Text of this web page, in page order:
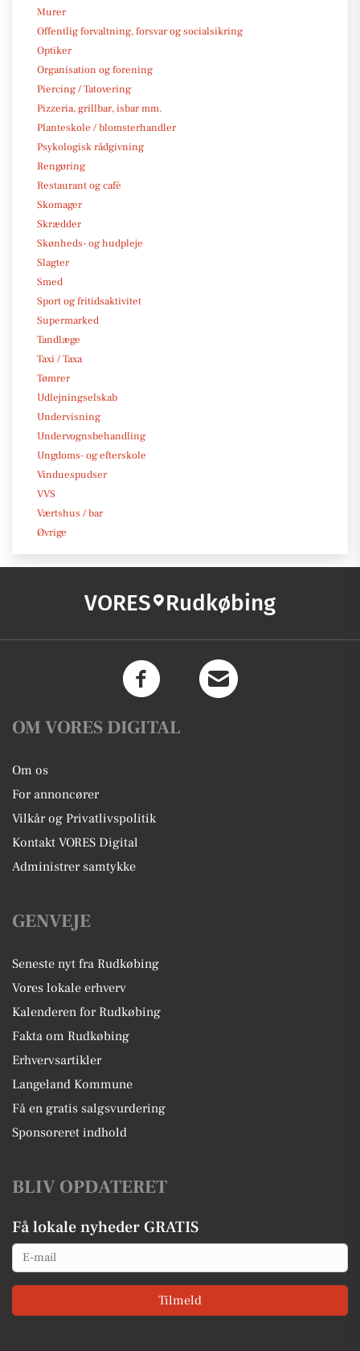
Murer
Offentlig forvaltning, forsvar og socialsikring
Optiker
Organisation og forening
Piercing / Tatovering
Pizzeria, grillbar, isbar mm.
Planteskole / blomsterhandler
Psykologisk rådgivning
Rengøring
Restaurant og café
Skomager
Skrædder
Skønheds- og hudpleje
Slagter
Smed
Sport og fritidsaktivitet
Supermarked
Tandlæge
Taxi / Taxa
Tømrer
Udlejningselskab
Undervisning
Undervognsbehandling
Ungdoms- og efterskole
Vinduespudser
VVS
Værtshus / bar
Øvrige
VORES Rudkøbing
OM VORES DIGITAL
Om os
For annoncører
Vilkår og Privatlivspolitik
Kontakt VORES Digital
Administrer samtykke
GENVEJE
Seneste nyt fra Rudkøbing
Vores lokale erhverv
Kalenderen for Rudkøbing
Fakta om Rudkøbing
Erhvervsartikler
Langeland Kommune
Få en gratis salgsvurdering
Sponsoreret indhold
BLIV OPDATERET
Få lokale nyheder GRATIS
Email
Tilmeld